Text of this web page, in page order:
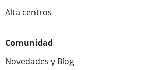
Alta centros
Comunidad
Novedades y Blog